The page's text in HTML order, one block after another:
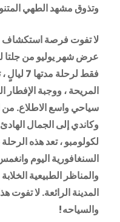
وتذوق مشهد الطهي
لا تفوت فرصة استكشاف
فقط
المريحة ، ووجبة
سياحي واسع الاطلاع. من
وكاندي إلى الجمال الهادئ
لكولومبو ، تعد هذه
السنغافورية اليوم
والمناظر الطبيعية
المدينة الرائعة. لا تفوت
والسياحه!